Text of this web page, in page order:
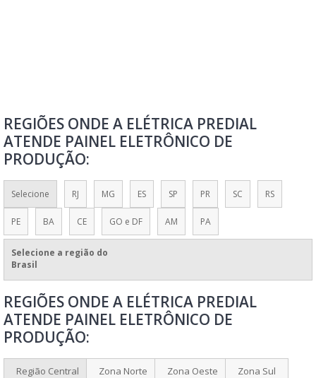
PAINEL ELETRÔNICO INTELIGENTE
PAINEL ELETRÔNICO LED
PAINEL ELETRÔNICO LED PARA PUBLICIDADE
PAINEL ELETRÔNICO LED PREÇO
PAINEL ELETRÔNICO LETREIRO LUMINOSO LED
PAINEL ELETRÔNICO MÓVEL DE CARRETA
PAINEL ELETRÔNICO NCM
PAINEL ELETRÔNICO NUMÉRICO PARA ORIENTAÇÃO DE FILAS
PAINEL ELETRÔNICO PARA POSTO DE COMBUSTÍVEL
PAINEL ELETRÔNICO PARA PROPAGANDA
PAINEL ELETRÔNICO PARA PROPAGANDA PREÇO
PAINEL ELETRÔNICO PARA QUEIMADOR DE PALHA
REGIÕES ONDE A ELÉTRICA PREDIAL
ATENDE PAINEL ELETRÔNICO DE
PRODUÇÃO:
Selecione RJ MG ES SP PR SC RS
PE BA CE GO e DF AM PA
Selecione a região do
Brasil
REGIÕES ONDE A ELÉTRICA PREDIAL
ATENDE PAINEL ELETRÔNICO DE
PRODUÇÃO:
Região Central Zona Norte Zona Oeste
Zona Sul